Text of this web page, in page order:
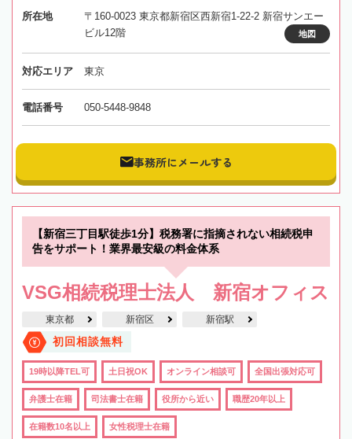
所在地
〒160-0023 東京都新宿区西新宿1-22-2 新宿サンエー
ビル12階
地図
対応エリア 東京
電話番号 050-5448-9848
事務所にメールする
【新宿三丁目駅徒歩1分】税務署に指摘されない相続税申
告をサポート！業界最安級の料金体系
VSG相続税理士法人 新宿オフィス
東京都 新宿区 新宿駅
初回相談無料
19時以降TEL可 土日祝OK オンライン相談可 全国出張対応可
弁護士在籍 司法書士在籍 役所から近い 職歴20年以上
在籍数10名以上 女性税理士在籍